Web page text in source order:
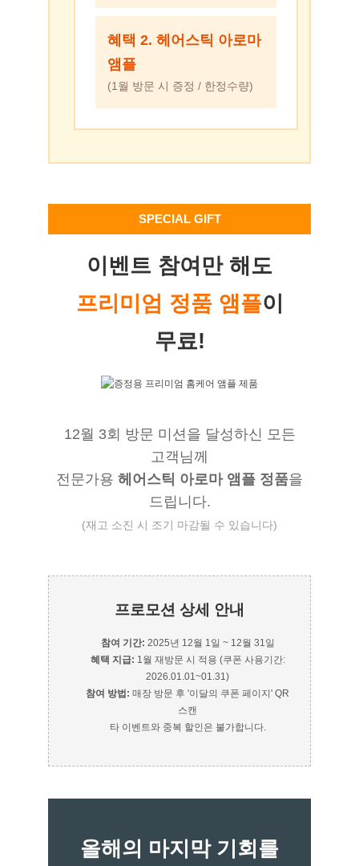
혜택 2. 헤어스틱 아로마
앰플
(1월 방문 시 증정 / 한정수량)
SPECIAL GIFT
이벤트 참여만 해도
프리미엄 정품 앰플이
무료!
12월 3회 방문 미션을 달성하신 모든
고객님께
전문가용 헤어스틱 아로마 앰플 정품을
드립니다.
(재고 소진 시 조기 마감될 수 있습니다)
프로모션 상세 안내
참여 기간: 2025년 12월 1일 ~ 12월 31일
혜택 지급: 1월 재방문 시 적용 (쿠폰 사용기간:
2026.01.01~01.31)
참여 방법: 매장 방문 후 '이달의 쿠폰 페이지' QR
스캔
타 이벤트와 중복 할인은 불가합니다.
올해의 마지막 기회를